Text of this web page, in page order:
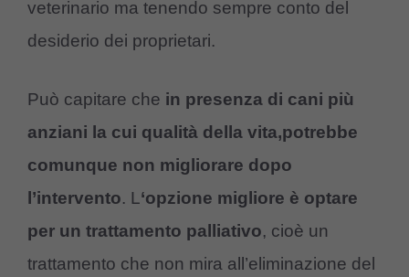
veterinario ma tenendo sempre conto del
desiderio dei proprietari.
Può capitare che in presenza di cani più
anziani la cui qualità della vita,potrebbe
comunque non migliorare dopo
l’intervento. L‘opzione migliore è optare
per un trattamento palliativo, cioè un
trattamento che non mira all’eliminazione del